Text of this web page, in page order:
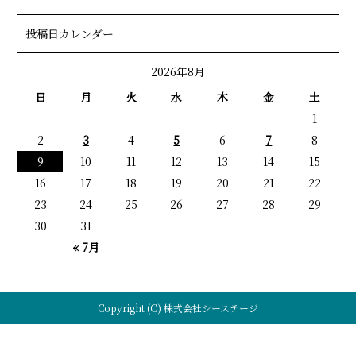
投稿日カレンダー
2026年8月
日
月 火 水 木 金 土
« 7月
1
2
3 4 5 6 7
8
9
10 11 12 13 14
15
16
17 18 19 20 21
22
23
24 25 26 27 28
29
30
31
Copyright (C) 株式会社シーステージ